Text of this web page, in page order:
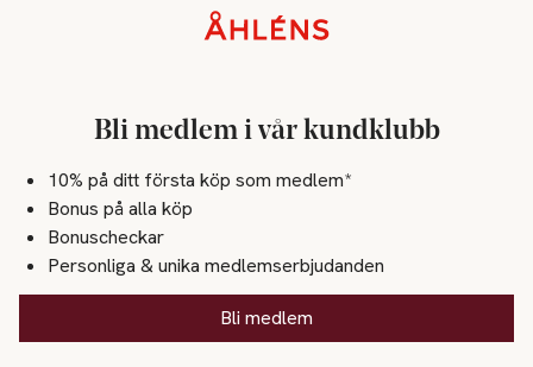
Bli medlem i vår kundklubb
10% på ditt första köp som medlem*
Bonus på alla köp
Bonuscheckar
Personliga & unika medlemserbjudanden
Bli medlem